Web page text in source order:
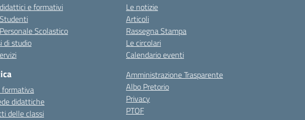
e formativi
Scolastico
di studio
didattiche
delle classi
Le notizie
Articoli
Rassegna Stampa
Le circolari
Calendario eventi
Amministrazione Trasparente
Albo Pretorio
Privacy
PTOF